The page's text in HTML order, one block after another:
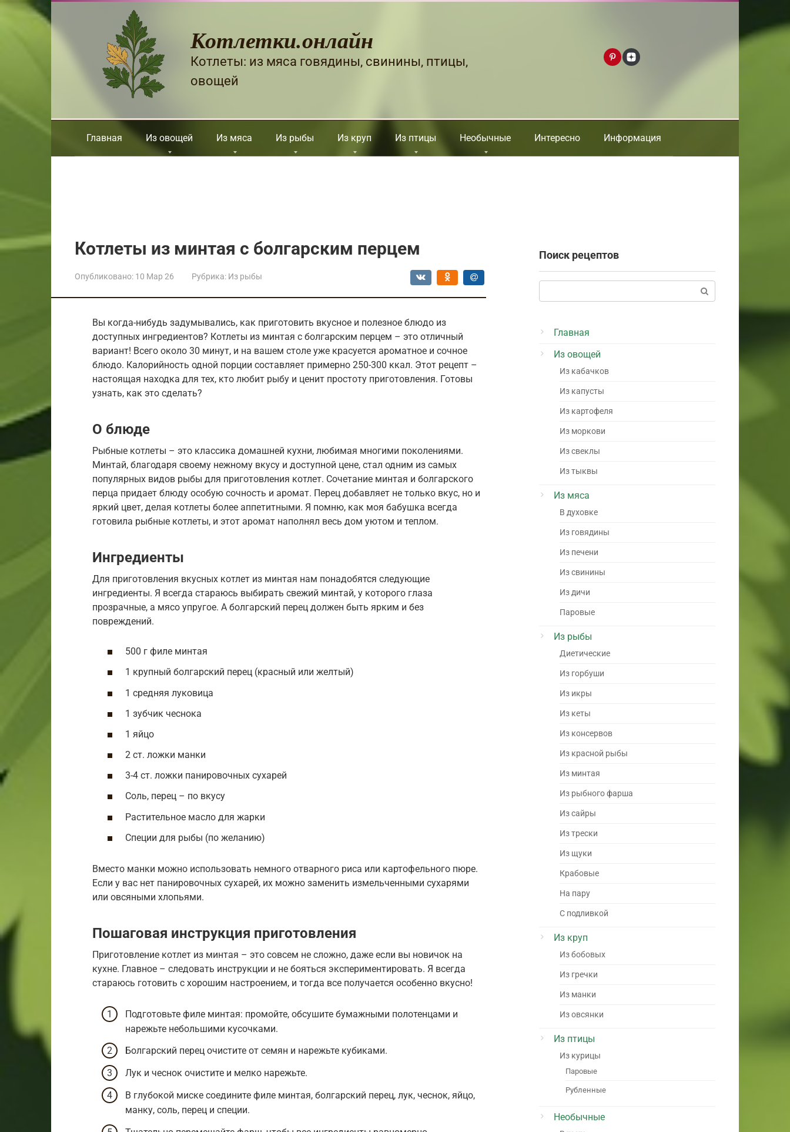
Перейти
Котлетки.онлайн
Котлеты: из мяса говядины, свинины, птицы,
овощей
Главная Из овощей Из мяса Из рыбы Из круп Из птицы Необычные Интересно Информация
Котлеты из минтая с болгарским перцем
Опубликовано: 10 Мар 26 Рубрика: Из рыбы
Вы когда-нибудь задумывались, как приготовить вкусное и полезное блюдо из
доступных ингредиентов? Котлеты из минтая с болгарским перцем – это отличный
вариант! Всего около 30 минут, и на вашем столе уже красуется ароматное и сочное
блюдо. Калорийность одной порции составляет примерно 250-300 ккал. Этот рецепт –
настоящая находка для тех, кто любит рыбу и ценит простоту приготовления. Готовы
узнать, как это сделать?
О блюде
Рыбные котлеты – это классика домашней кухни, любимая многими поколениями.
Минтай, благодаря своему нежному вкусу и доступной цене, стал одним из самых
популярных видов рыбы для приготовления котлет. Сочетание минтая и болгарского
перца придает блюду особую сочность и аромат. Перец добавляет не только вкус, но и
яркий цвет, делая котлеты более аппетитными. Я помню, как моя бабушка всегда
готовила рыбные котлеты, и этот аромат наполнял весь дом уютом и теплом.
Ингредиенты
Для приготовления вкусных котлет из минтая нам понадобятся следующие
ингредиенты. Я всегда стараюсь выбирать свежий минтай, у которого глаза
прозрачные, а мясо упругое. А болгарский перец должен быть ярким и без
повреждений.
500 г филе минтая
1 крупный болгарский перец (красный или желтый)
1 средняя луковица
1 зубчик чеснока
1 яйцо
2 ст. ложки манки
3-4 ст. ложки панировочных сухарей
Соль, перец – по вкусу
Растительное масло для жарки
Специи для рыбы (по желанию)
Вместо манки можно использовать немного отварного риса или картофельного пюре.
Если у вас нет панировочных сухарей, их можно заменить измельченными сухарями
или овсяными хлопьями.
Пошаговая инструкция приготовления
Приготовление котлет из минтая – это совсем не сложно, даже если вы новичок на
кухне. Главное – следовать инструкции и не бояться экспериментировать. Я всегда
стараюсь готовить с хорошим настроением, и тогда все получается особенно вкусно!
Подготовьте филе минтая: промойте, обсушите бумажными полотенцами и
нарежьте небольшими кусочками.
Болгарский перец очистите от семян и нарежьте кубиками.
Лук и чеснок очистите и мелко нарежьте.
В глубокой миске соедините филе минтая, болгарский перец, лук, чеснок, яйцо,
манку, соль, перец и специи.
Поиск рецептов
Главная
Из овощей
Из кабачков
Из капусты
Из картофеля
Из моркови
Из свеклы
Из тыквы
Из мяса
В духовке
Из говядины
Из печени
Из свинины
Из дичи
Паровые
Из рыбы
Диетические
Из горбуши
Из икры
Из кеты
Из консервов
Из красной рыбы
Из минтая
Из рыбного фарша
Из сайры
Из трески
Из щуки
Крабовые
На пару
С подливкой
Из круп
Из бобовых
Из гречки
Из манки
Из овсянки
Из птицы
Из курицы
Паровые
Рубленные
Необычные